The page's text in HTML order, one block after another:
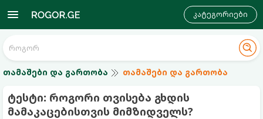
კატეგორიები
თამაშები და გართობა თამაშები და გართობა
ტესტი: როგორი თვისება გხდის
მამაკაცებისთვის მიმზიდველს?